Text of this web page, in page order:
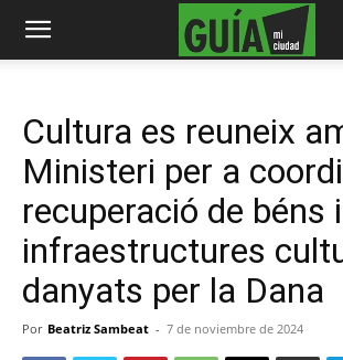
Cultura es reuneix
Ministeri per a
recuperació de béns i
infraestructures
danyats per la Dana
Por Beatriz Sambeat - 7 de noviembre de 2024